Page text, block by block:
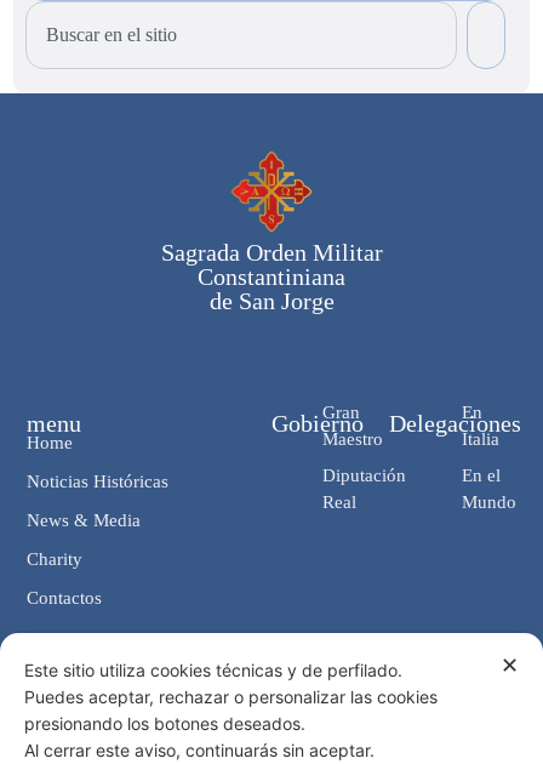
Sagrada Orden Militar
Constantiniana
de San Jorge
Gobierno
Gran
Maestro
Diputación
Real
Delegaciones
En
Italia
En el
Mundo
menu
Home
Noticias Históricas
News & Media
Charity
Contactos
Contactos
Cancillería: Via Giosuè Carducci, 4 00187 Roma (IT)
eMail: cancelleria@ordine-costantiniano.it
✕
Este sitio utiliza cookies técnicas y de perfilado.
Puedes aceptar, rechazar o personalizar las cookies
presionando los botones deseados.
Al cerrar este aviso, continuarás sin aceptar.